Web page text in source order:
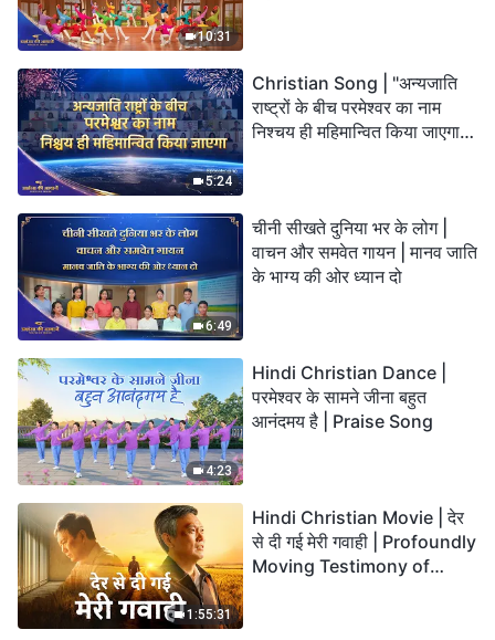
10:31
5:24
Christian Song | "अन्यजाति
राष्ट्रों के बीच परमेश्वर का नाम
निश्चय ही महिमान्वित किया जाएगा" |
6:49
चीनी सीखते दुनिया भर के लोग |
वाचन और समवेत गायन | मानव जाति
के भाग्य की ओर ध्यान दो
4:23
Hindi Christian Dance |
परमेश्वर के सामने जीना बहुत
आनंदमय है | Praise Song
1:55:31
Hindi Christian Movie | देर
से दी गई मेरी गवाही | Profoundly
Moving Testimony of